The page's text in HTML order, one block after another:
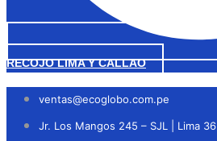
RECOJO LIMA Y CALLAO
ventas@ecoglobo.com.pe
Jr. Los Mangos 245 – SJL | Lima 36